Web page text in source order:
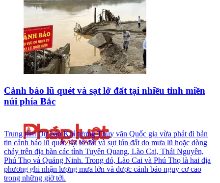
Cảnh báo lũ quét và sạt lở đất tại nhiều tỉnh miền
núi phía Bắc
Trung tâm Dự báo Khí tượng Thủy văn Quốc gia vừa phát đi bản
tin cảnh báo lũ quét, sạt lở đất và sụt lún đất do mưa lũ hoặc dòng
chảy trên địa bàn các tỉnh Tuyên Quang, Lào Cai, Thái Nguyên,
Phú Thọ và Quảng Ninh. Trong đó, Lào Cai và Phú Thọ là hai địa
phương ghi nhận lượng mưa lớn và được cảnh báo nguy cơ cao
trong những giờ tới.